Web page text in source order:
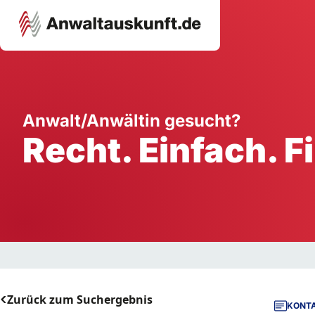
Ausbildung
Handwerk
Dienstleistung
Anwalt/Anwältin gesucht?
Recht. Einfach.
Zurück zum Suchergebnis